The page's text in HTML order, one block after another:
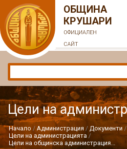
ОБЩИНА
КРУШАРИ
ОФИЦИАЛЕН
САЙТ
Цели на
Начало Администрация
Документи
Цели на администрацията
Цели на общинска администрация...